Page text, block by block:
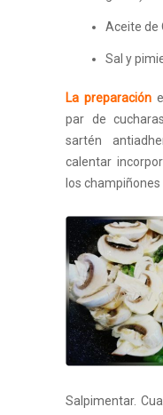
Aceite de
Sal y
La preparación
par de
sartén
calentar
los champiñones
Salpimentar.